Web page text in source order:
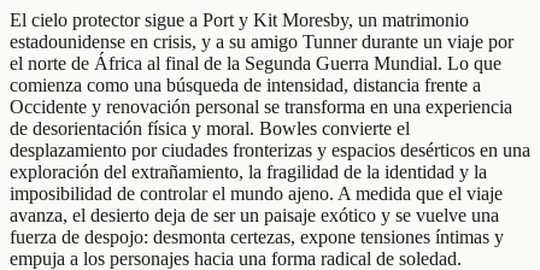
El cielo protector sigue a Port y Kit Moresby, un matrimonio
estadounidense en crisis, y a su amigo Tunner durante un viaje por
el norte de África al final de la Segunda Guerra Mundial. Lo que
comienza como una búsqueda de intensidad, distancia frente a
Occidente y renovación personal se transforma en una experiencia
de desorientación física y moral. Bowles convierte el
desplazamiento por ciudades fronterizas y espacios desérticos en una
exploración del extrañamiento, la fragilidad de la identidad y la
imposibilidad de controlar el mundo ajeno. A medida que el viaje
avanza, el desierto deja de ser un paisaje exótico y se vuelve una
fuerza de despojo: desmonta certezas, expone tensiones íntimas y
empuja a los personajes hacia una forma radical de soledad.